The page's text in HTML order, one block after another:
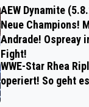
AEW Dynamite
Neue Champions!
Andrade! Ospreay
Fight!
WWE-Star Rhea
operiert! So geht